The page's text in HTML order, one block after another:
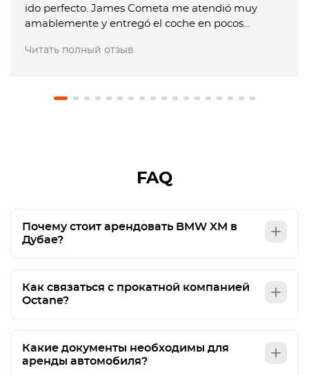
ido perfecto. James Cometa me atendió muy
amablemente y entregó el coche en pocos
dijeron que me tenían que cobrar un extra, pero
el cargo. El coche estaba en perfecto estado.
Читать полный отзыв
FAQ
Почему стоит арендовать BMW XM в
Дубае?
Как связаться с прокатной компанией
Octane?
Какие документы необходимы для
аренды автомобиля?